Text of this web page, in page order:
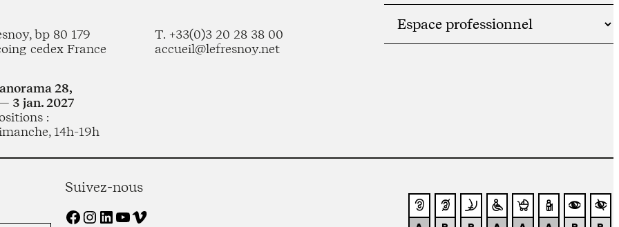
bp 80 179
cedex France
T. +33(0)3 20 28 38 00
accueil@lefresnoy.net
28,
3 jan. 2027
:
14h-19h
Suivez-nous
Facebook Instagram LinkedIn YouTube Vimeo